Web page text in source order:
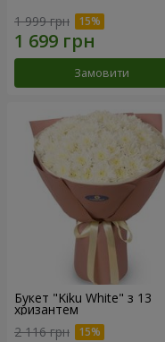
1 999 грн
Замовити
Букет "Kiku White" з 13
хризантем
2 116 грн